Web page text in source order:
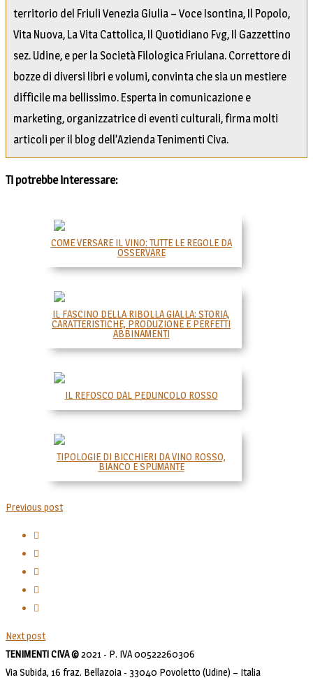
territorio del Friuli Venezia Giulia – Voce Isontina, Il Popolo,
Vita Nuova, La Vita Cattolica, Il Quotidiano Fvg, Il Gazzettino
sez. Udine, e per la Società Filologica Friulana. Correttore di
bozze di diversi libri e volumi, convinta che sia un mestiere
difficile ma bellissimo. Esperta in comunicazione e
marketing, organizzatrice di eventi culturali, firma molti
articoli per il blog dell’Azienda Tenimenti Civa.
Ti potrebbe interessare:
COME VERSARE IL VINO: TUTTE LE REGOLE DA
OSSERVARE
IL FASCINO DELLA RIBOLLA GIALLA: STORIA,
CARATTERISTICHE, PRODUZIONE E PERFETTI
ABBINAMENTI
IL REFOSCO DAL PEDUNCOLO ROSSO
TIPOLOGIE DI BICCHIERI DA VINO ROSSO,
BIANCO E SPUMANTE
Previous post
Next post
TENIMENTI CIVA ©2021 - P. IVA 00522260306
Via Subida, 16 fraz. Bellazoia - 33040 Povoletto (Udine) – Italia